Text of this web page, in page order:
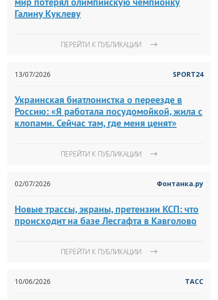
Галину Куклеву
ПЕРЕЙТИ К ПУБЛИКАЦИИ
13/07/2026 SPORT24
Украинская биатлонистка о переезде в
Россию: «Я работала посудомойкой, жила с
клопами. Сейчас там, где меня ценят»
ПЕРЕЙТИ К ПУБЛИКАЦИИ
02/07/2026 Фонтанка.ру
Новые трассы, экраны, претензии КСП: что
происходит на базе Лесгафта в Кавголово
ПЕРЕЙТИ К ПУБЛИКАЦИИ
10/06/2026 ТАСС